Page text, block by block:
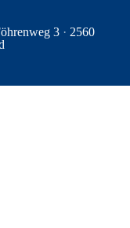
3 · 2560